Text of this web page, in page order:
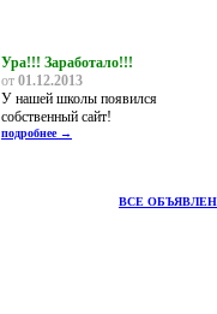
Ура!!! Заработало!!!
от 01.12.2013
У нашей школы появился
собственный сайт!
подробнее →
ВСЕ